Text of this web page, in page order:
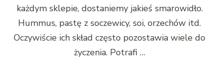
każdym sklepie, dostaniemy jakieś smarowidło.
Hummus, pastę z soczewicy, soi, orzechów itd.
Oczywiście ich skład często pozostawia wiele do
życzenia. Potrafi …